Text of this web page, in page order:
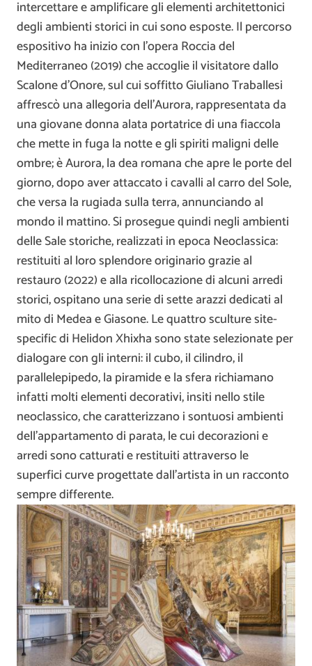
intercettare e amplificare gli elementi architettonici
degli ambienti storici in cui sono esposte. Il percorso
espositivo ha inizio con l’opera Roccia del
Mediterraneo (2019) che accoglie il visitatore dallo
Scalone d’Onore, sul cui soffitto Giuliano Traballesi
affrescò una allegoria dell’Aurora, rappresentata da
una giovane donna alata portatrice di una fiaccola
che mette in fuga la notte e gli spiriti maligni delle
ombre; è Aurora, la dea romana che apre le porte del
giorno, dopo aver attaccato i cavalli al carro del Sole,
che versa la rugiada sulla terra, annunciando al
mondo il mattino. Si prosegue quindi negli ambienti
delle Sale storiche, realizzati in epoca Neoclassica:
restituiti al loro splendore originario grazie al
restauro (2022) e alla ricollocazione di alcuni arredi
storici, ospitano una serie di sette arazzi dedicati al
mito di Medea e Giasone. Le quattro sculture site-
specific di Helidon Xhixha sono state selezionate per
dialogare con gli interni: il cubo, il cilindro, il
parallelepipedo, la piramide e la sfera richiamano
infatti molti elementi decorativi, insiti nello stile
neoclassico, che caratterizzano i sontuosi ambienti
dell’appartamento di parata, le cui decorazioni e
arredi sono catturati e restituiti attraverso le
superfici curve progettate dall’artista in un racconto
sempre differente.